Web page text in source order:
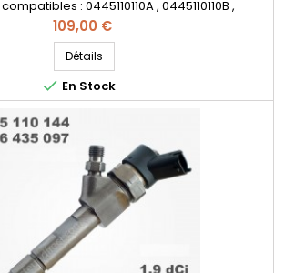
: 0445110110A , 0445110110B ,
110 110 , 0445 110 110 A , 0 445 110 110 B , 0 986
, 8201408742 , 166009330R - Pour
1.9 DCI - Nissan 1.9 DCI Pièce d'origine
Prix
109,00 €
Détails
 En Stock